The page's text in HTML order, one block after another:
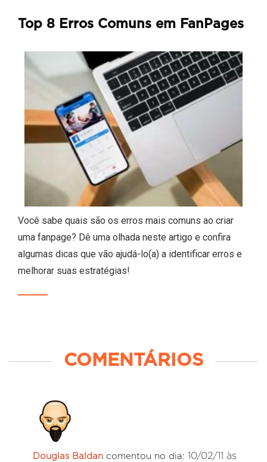
Top 8 Erros Comuns em FanPages
Você sabe quais são os erros mais comuns ao criar
uma fanpage? Dê uma olhada neste artigo e confira
algumas dicas que vão ajudá-lo(a) a identificar erros e
melhorar suas estratégias!
COMENTÁRIOS
Douglas Baldan comentou no dia: 10/02/11 às